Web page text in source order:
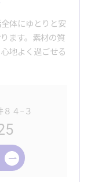
体にゆとりと安
ます。素材の質
地よく過ごせる
４−３